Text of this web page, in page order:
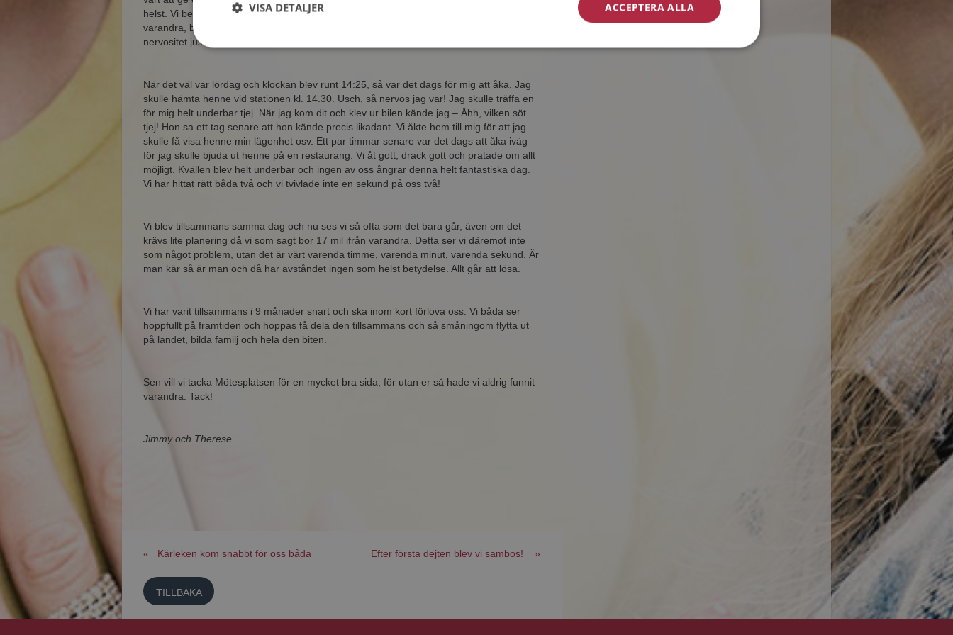
helst. Vi bestämde oss för att träffas lördagen den 5:e juli. Då vi bor 17 mil ifrån
varandra, bestämde vi att Therese skulle komma upp till mig. Ingen av oss kände någon
nervositet just då, utan den kom fram mer och mer ju närmare vi kom denna dag.
När det väl var lördag och klockan blev runt 14:25, så var det dags för mig att åka. Jag
skulle hämta henne vid stationen kl. 14.30. Usch, så nervös jag var! Jag skulle träffa en
för mig helt underbar tjej. När jag kom dit och klev ur bilen kände jag – Åhh, vilken söt
tjej! Hon sa ett tag senare att hon kände precis likadant. Vi åkte hem till mig för att jag
skulle få visa henne min lägenhet osv. Ett par timmar senare var det dags att åka iväg
för jag skulle bjuda ut henne på en restaurang. Vi åt gott, drack gott och pratade om allt
möjligt. Kvällen blev helt underbar och ingen av oss ångrar denna helt fantastiska dag.
Vi har hittat rätt båda två och vi tvivlade inte en sekund på oss två!
Vi blev tillsammans samma dag och nu ses vi så ofta som det bara går, även om det
krävs lite planering då vi som sagt bor 17 mil ifrån varandra. Detta ser vi däremot inte
som något problem, utan det är värt varenda timme, varenda minut, varenda sekund. Är
man kär så är man och då har avståndet ingen som helst betydelse. Allt går att lösa.
Vi har varit tillsammans i 9 månader snart och ska inom kort förlova oss. Vi båda ser
hoppfullt på framtiden och hoppas få dela den tillsammans och så småningom flytta ut
på landet, bilda familj och hela den biten.
Sen vill vi tacka Mötesplatsen för en mycket bra sida, för utan er så hade vi aldrig funnit
varandra. Tack!
Jimmy och Therese
« Kärleken kom snabbt för oss båda Efter första dejten blev vi sambos! »
TILLBAKA
ACCEPTERA ALLA
VISA DETALJER